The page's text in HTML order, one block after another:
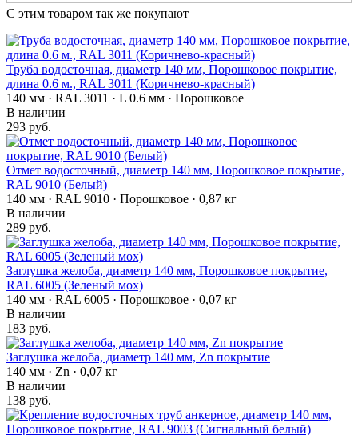
С этим товаром так же покупают
Труба водосточная, диаметр 140 мм, Порошковое покрытие,
длина 0.6 м., RAL 3011 (Коричнево-красный)
140 мм · RAL 3011 · L 0.6 мм · Порошковое
В наличии
293 руб.
Отмет водосточный, диаметр 140 мм, Порошковое покрытие,
RAL 9010 (Белый)
140 мм · RAL 9010 · Порошковое · 0,87 кг
В наличии
289 руб.
Заглушка желоба, диаметр 140 мм, Порошковое покрытие,
RAL 6005 (Зеленый мох)
140 мм · RAL 6005 · Порошковое · 0,07 кг
В наличии
183 руб.
Заглушка желоба, диаметр 140 мм, Zn покрытие
140 мм · Zn · 0,07 кг
В наличии
138 руб.